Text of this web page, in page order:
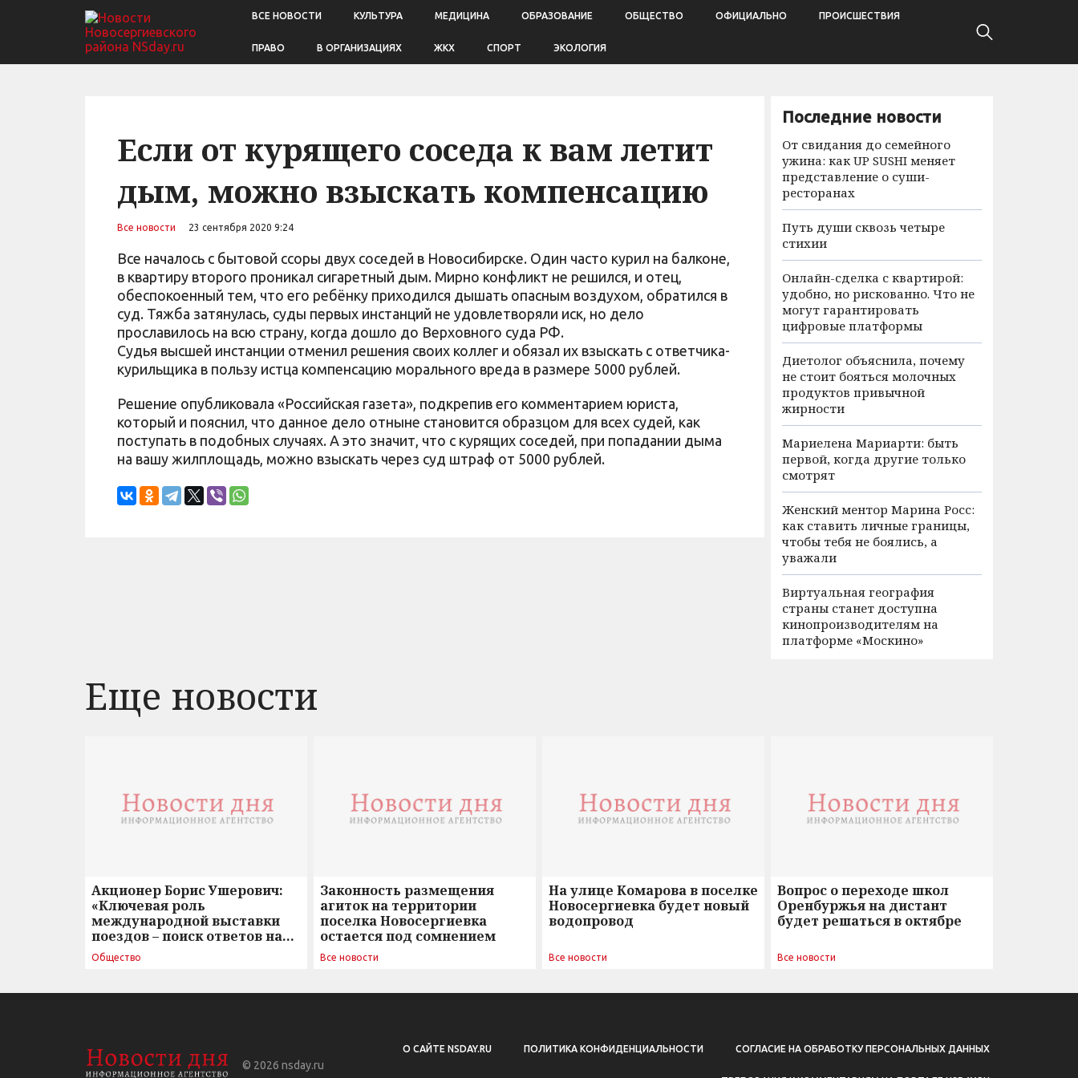
ВСЕ НОВОСТИ КУЛЬТУРА МЕДИЦИНА ОБРАЗОВАНИЕ ОБЩЕСТВО ОФИЦИАЛЬНО ПРОИСШЕСТВИЯ
ПРАВО В ОРГАНИЗАЦИЯХ ЖКХ СПОРТ ЭКОЛОГИЯ
Если от курящего соседа к вам летит
дым, можно взыскать компенсацию
Все новости 23 сентября 2020 9:24
Все началось с бытовой ссоры двух соседей в Новосибирске. Один часто курил на балконе,
в квартиру второго проникал сигаретный дым. Мирно конфликт не решился, и отец,
обеспокоенный тем, что его ребёнку приходился дышать опасным воздухом, обратился в
суд. Тяжба затянулась, суды первых инстанций не удовлетворяли иск, но дело
прославилось на всю страну, когда дошло до Верховного суда РФ.
Судья высшей инстанции отменил решения своих коллег и обязал их взыскать с ответчика-
курильщика в пользу истца компенсацию морального вреда в размере 5000 рублей.
Решение опубликовала «Российская газета», подкрепив его комментарием юриста,
который и пояснил, что данное дело отныне становится образцом для всех судей, как
поступать в подобных случаях. А это значит, что с курящих соседей, при попадании дыма
на вашу жилплощадь, можно взыскать через суд штраф от 5000 рублей.
Последние новости
От свидания до семейного
ужина: как UP SUSHI меняет
представление о суши-
ресторанах
Путь души сквозь четыре
стихии
Онлайн-сделка с квартирой:
удобно, но рискованно. Что не
могут гарантировать
цифровые платформы
Диетолог объяснила, почему
не стоит бояться молочных
продуктов привычной
жирности
Мариелена Мариарти: быть
первой, когда другие только
смотрят
Женский ментор Марина Росс:
как ставить личные границы,
чтобы тебя не боялись, а
уважали
Виртуальная география
страны станет доступна
кинопроизводителям на
платформе «Москино»
Еще новости
Акционер Борис Ушерович:
«Ключевая роль
международной выставки
поездов – поиск ответов на
вызовы времени»
Общество
Законность размещения
агиток на территории
поселка Новосергиевка
остается под сомнением
Все новости
На улице Комарова в поселке
Новосергиевка будет новый
водопровод
Все новости
Вопрос о переходе школ
Оренбуржья на дистант
будет решаться в октябре
Все новости
© 2026 nsday.ru
О САЙТЕ NSDAY.RU ПОЛИТИКА КОНФИДЕНЦИАЛЬНОСТИ СОГЛАСИЕ НА ОБРАБОТКУ ПЕРСОНАЛЬНЫХ ДАННЫХ